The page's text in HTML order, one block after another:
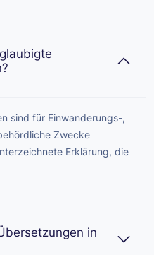
sind für Einwanderungs-,
Zwecke
Erklärung, die
in